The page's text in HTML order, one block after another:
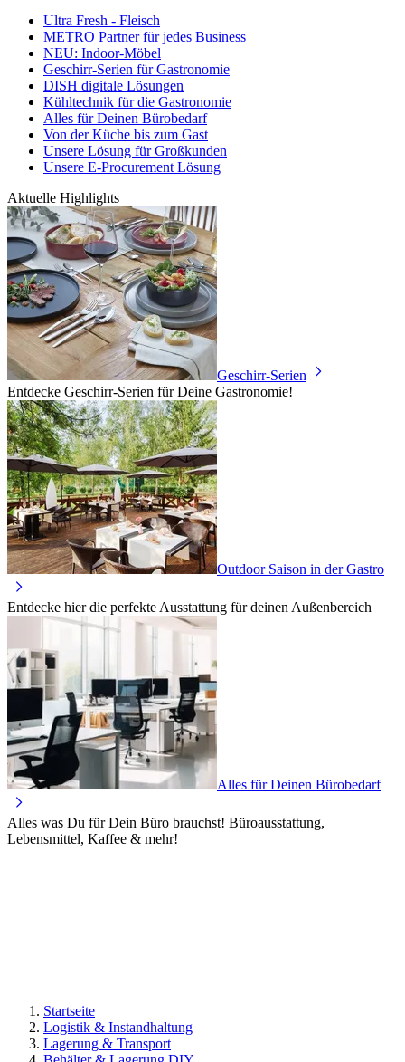
Ultra Fresh - Fleisch
METRO Partner für jedes Business
NEU: Indoor-Möbel
Geschirr-Serien für Gastronomie
DISH digitale Lösungen
Kühltechnik für die Gastronomie
Alles für Deinen Bürobedarf
Von der Küche bis zum Gast
Unsere Lösung für Großkunden
Unsere E-Procurement Lösung
Aktuelle Highlights
Geschirr-Serien
Entdecke Geschirr-Serien für Deine Gastronomie!
Outdoor Saison in der Gastro
Entdecke hier die perfekte Ausstattung für deinen Außenbereich
Alles für Deinen Bürobedarf
Alles was Du für Dein Büro brauchst! Büroausstattung,
Lebensmittel, Kaffee & mehr!
Startseite
Logistik & Instandhaltung
Lagerung & Transport